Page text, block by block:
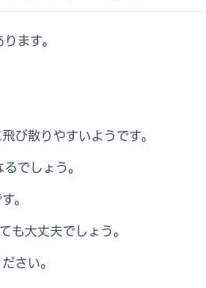
ます。
び散りやすいようです。
でしょう。
。
も大丈夫でしょう。
さい。